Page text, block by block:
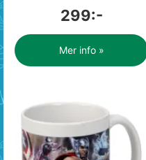
299:-
Mer info »